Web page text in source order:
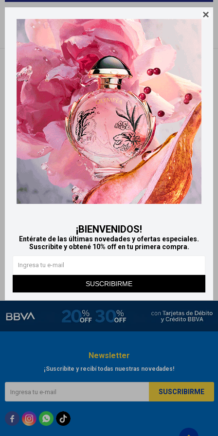

¡BIENVENIDOS!
Entérate de las últimas novedades y ofertas especiales.
Suscribite y obtené 10% off en tu primera compra.
SUSCRIBIRME
Filtrando por: Frical
LlegaHOY
Frical tiras nasales x10 u
$ 278
Newsletter
¡Suscribite y recibí todas nuestras novedades!
SUSCRIBIRME
  